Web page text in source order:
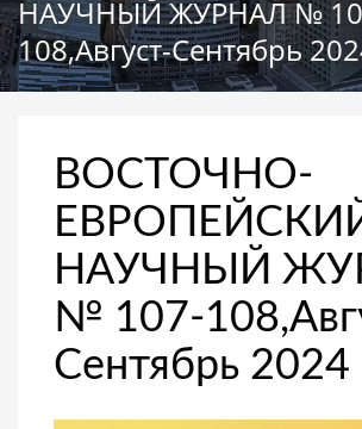
НАУЧНЫЙ ЖУРНАЛ №
108,Август-Сентябрь
ВОСТОЧНО-
НАУЧНЫЙ
№ 107-
Сентябрь 2024